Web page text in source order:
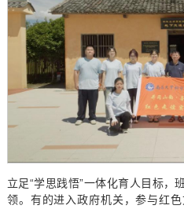
立足“学思践悟”一体化育人目标，
领。有的进入政府机关，参与红